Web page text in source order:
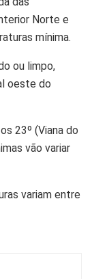
Norte e
mínima.
ou limpo,
oeste do
23º (Viana do
vão variar
variam entre